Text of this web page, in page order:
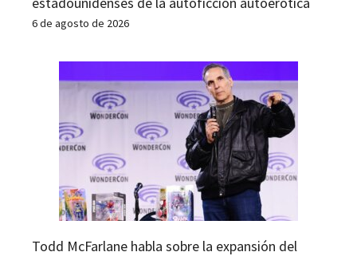
6 de agosto de 2026
Todd McFarlane habla sobre la expansión del